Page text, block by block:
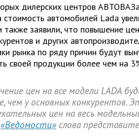
дилерских центров
автомобилей Lada
также заявили, что повышение
и других
рынка по ряду причин будут
своей продукции более чем на
цен на все модели LADA
чем у основных конкурентов.
цен на весь
«Ведомости» слова